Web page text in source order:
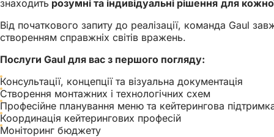
знаходить розумні та індивідуальні рішення для
Від початкового запиту до реалізації, команда Gaul
створенням справжніх світів вражень.
Послуги Gaul для вас з першого погляду:
Консультації, концепції та візуальна документація
Створення монтажних і технологічних схем
Професійне планування меню та кейтерингова
Координація кейтерингових професій
Моніторинг бюджету